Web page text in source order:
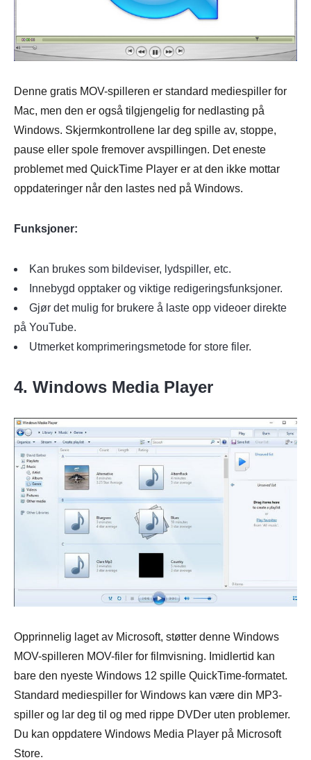
Denne gratis MOV-spilleren er standard mediespiller for
Mac, men den er også tilgjengelig for nedlasting på
Windows. Skjermkontrollene lar deg spille av, stoppe,
pause eller spole fremover avspillingen. Det eneste
problemet med QuickTime Player er at den ikke mottar
oppdateringer når den lastes ned på Windows.
Funksjoner:
Kan brukes som bildeviser, lydspiller, etc.
Innebygd opptaker og viktige redigeringsfunksjoner.
Gjør det mulig for brukere å laste opp videoer direkte
på YouTube.
Utmerket komprimeringsmetode for store filer.
4. Windows Media Player
Opprinnelig laget av Microsoft, støtter denne Windows
MOV-spilleren MOV-filer for filmvisning. Imidlertid kan
bare den nyeste Windows 12 spille QuickTime-formatet.
Standard mediespiller for Windows kan være din MP3-
spiller og lar deg til og med rippe DVDer uten problemer.
Du kan oppdatere Windows Media Player på Microsoft
Store.